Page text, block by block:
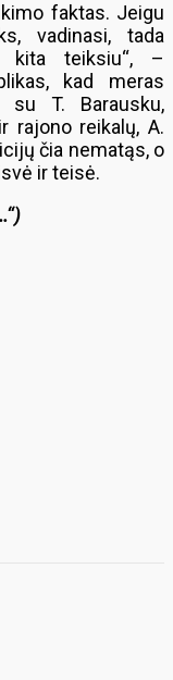
faktas. Jeigu
vadinasi, tada
kita teiksiu“, –
kad meras
su T. Barausku,
rajono reikalų, A.
čia nematąs, o
ir teisė.